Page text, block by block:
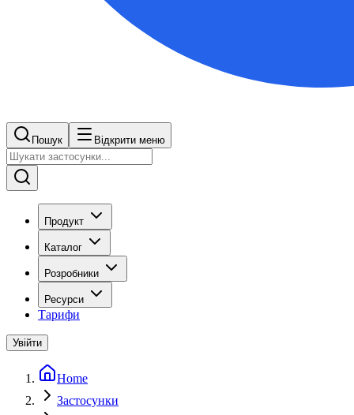
Пошук Відкрити меню
Продукт
Каталог
Розробники
Ресурси
Тарифи
Увійти
Home
Застосунки